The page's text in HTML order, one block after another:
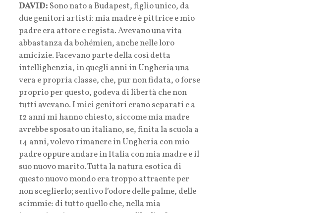
DAVID: Sono nato a Budapest, figlio unico, da
due genitori artisti: mia madre è pittrice e mio
padre era attore e regista. Avevano una vita
abbastanza da bohémien, anche nelle loro
amicizie. Facevano parte della così detta
intellighenzia, in quegli anni in Ungheria una
vera e propria classe, che, pur non fidata, o forse
proprio per questo, godeva di libertà che non
tutti avevano. I miei genitori erano separati e a
12 anni mi hanno chiesto, siccome mia madre
avrebbe sposato un italiano, se, finita la scuola a
14 anni, volevo rimanere in Ungheria con mio
padre oppure andare in Italia con mia madre e il
suo nuovo marito. Tutta la natura esotica di
questo nuovo mondo era troppo attraente per
non sceglierlo; sentivo l’odore delle palme, delle
scimmie: di tutto quello che, nella mia